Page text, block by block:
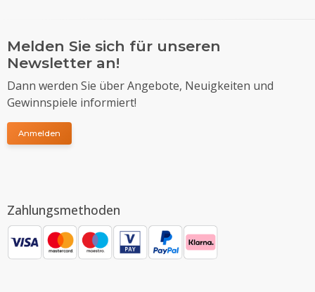
Melden Sie sich für unseren
Newsletter an!
Dann werden Sie über Angebote, Neuigkeiten und
Gewinnspiele informiert!
Anmelden
Zahlungsmethoden